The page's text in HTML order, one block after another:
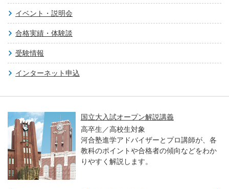
イベント・説明会
合格実績・体験談
受験情報
インターネット申込
国立大入試オープン解説講義
高卒生／高校生対象
河合塾進学アドバイザーとプロ講師が、各
教科のポイントや合格者の傾向などをわか
りやすく解説します。